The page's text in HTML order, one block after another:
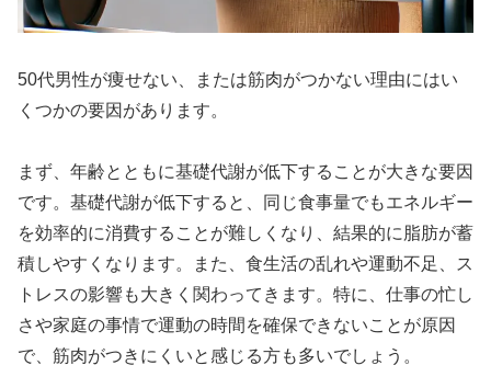
50代男性が痩せない、または筋肉がつかない理由にはい
くつかの要因があります。
まず、年齢とともに基礎代謝が低下することが大きな要因
です。基礎代謝が低下すると、同じ食事量でもエネルギー
を効率的に消費することが難しくなり、結果的に脂肪が蓄
積しやすくなります。また、食生活の乱れや運動不足、ス
トレスの影響も大きく関わってきます。特に、仕事の忙し
さや家庭の事情で運動の時間を確保できないことが原因
で、筋肉がつきにくいと感じる方も多いでしょう。